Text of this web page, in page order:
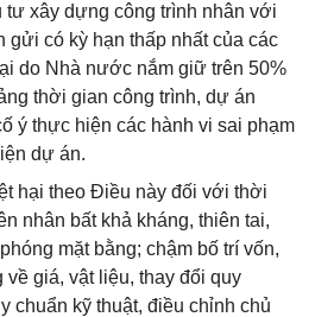
xây dựng công trình nhân với
gửi có kỳ hạn thấp nhất của các
do Nhà nước nắm giữ trên 50%
thời gian công trình, dự án
ý thực hiện các hành vi sai phạm
dự án.
hại theo Điều này đối với thời
nhân bất khả kháng, thiên tai,
mặt bằng; chậm bố trí vốn,
giá, vật liệu, thay đổi quy
chuẩn kỹ thuật, điều chỉnh chủ